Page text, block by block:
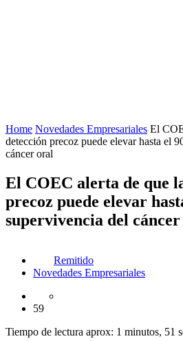
Home Novedades Empresariales El
detección precoz puede elevar hasta el
cáncer oral
El COEC alerta de que
precoz puede elevar
supervivencia del cáncer
Remitido
Novedades Empresariales
59
Tiempo de lectura aprox: 1 minutos, 51